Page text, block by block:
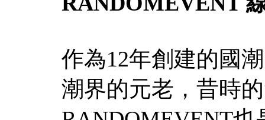
作為12年創建的國
潮界的元老，昔時